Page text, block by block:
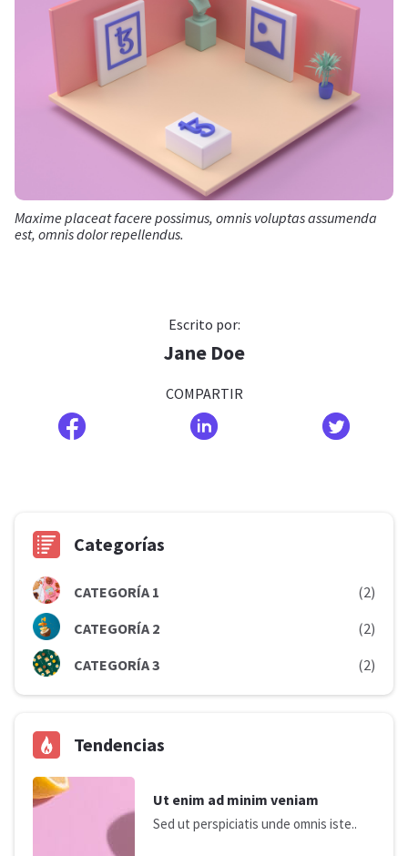
Maxime placeat facere possimus, omnis voluptas assumenda
est, omnis dolor repellendus.
Escrito por:
Jane Doe
COMPARTIR
Categorías
CATEGORÍA 1
(2)
CATEGORÍA 2
(2)
CATEGORÍA 3
(2)
Tendencias
Ut enim ad minim veniam
Sed ut perspiciatis unde omnis iste..